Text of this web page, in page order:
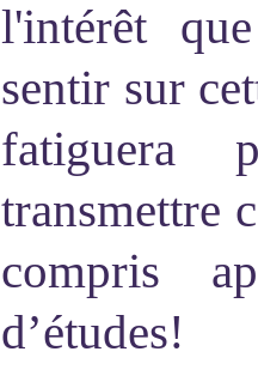
l'intérêt
sentir sur
fatiguera
transmettre
compris
d’études!